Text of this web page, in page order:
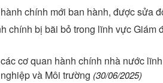
chính mới ban hành, được sửa
chính bị bãi bỏ trong lĩnh vực
cơ quan hành chính nhà nước
và Môi trường (30/06/2025)